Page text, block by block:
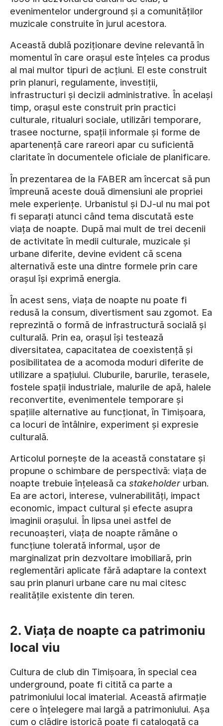
evenimentelor underground și a comunităților
muzicale construite în jurul acestora.
Această dublă poziționare devine relevantă în
momentul în care orașul este înțeles ca produs
al mai multor tipuri de acțiuni. El este construit
prin planuri, regulamente, investiții,
infrastructuri și decizii administrative. În același
timp, orașul este construit prin practici
culturale, ritualuri sociale, utilizări temporare,
trasee nocturne, spații informale și forme de
apartenență care rareori apar cu suficientă
claritate în documentele oficiale de planificare.
În prezentarea de la FABER am încercat să pun
împreună aceste două dimensiuni ale propriei
mele experiențe. Urbanistul și DJ-ul nu mai pot
fi separați atunci când tema discutată este
viața de noapte. După mai mult de trei decenii
de activitate în medii culturale, muzicale și
urbane diferite, devine evident că scena
alternativă este una dintre formele prin care
orașul își exprimă energia.
În acest sens, viața de noapte nu poate fi
redusă la consum, divertisment sau zgomot. Ea
reprezintă o formă de infrastructură socială și
culturală. Prin ea, orașul își testează
diversitatea, capacitatea de coexistență și
posibilitatea de a acomoda moduri diferite de
utilizare a spațiului. Cluburile, barurile, terasele,
fostele spații industriale, malurile de apă, halele
reconvertite, evenimentele temporare și
spațiile alternative au funcționat, în Timișoara,
ca locuri de întâlnire, experiment și expresie
culturală.
Articolul pornește de la această constatare și
propune o schimbare de perspectivă: viața de
noapte trebuie înțeleasă ca stakeholderurban.
Ea are actori, interese, vulnerabilități, impact
economic, impact cultural și efecte asupra
imaginii orașului. În lipsa unei astfel de
recunoașteri, viața de noapte rămâne o
funcțiune tolerată informal, ușor de
marginalizat prin dezvoltare imobiliară, prin
reglementări aplicate fără adaptare la context
sau prin planuri urbane care nu mai citesc
realitățile existente din teren.
2. Viața de noapte ca patrimoniu
local viu
Cultura de club din Timișoara, în special cea
underground, poate fi citită ca parte a
patrimoniului local imaterial. Această afirmație
cere o înțelegere mai largă a patrimoniului. Așa
cum o clădire istorică poate fi catalogată ca